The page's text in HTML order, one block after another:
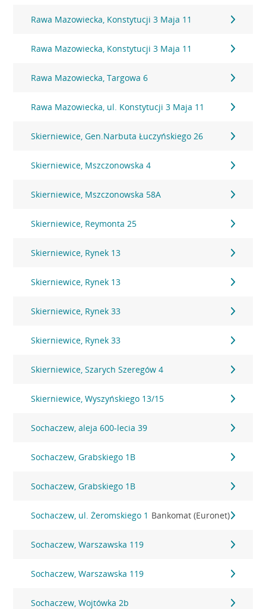
Rawa Mazowiecka, Konstytucji 3 Maja 11
Rawa Mazowiecka, Konstytucji 3 Maja 11
Rawa Mazowiecka, Targowa 6
Rawa Mazowiecka, ul. Konstytucji 3 Maja 11
Skierniewice, Gen.Narbuta Łuczyńskiego 26
Skierniewice, Mszczonowska 4
Skierniewice, Mszczonowska 58A
Skierniewice, Reymonta 25
Skierniewice, Rynek 13
Skierniewice, Rynek 13
Skierniewice, Rynek 33
Skierniewice, Rynek 33
Skierniewice, Szarych Szeregów 4
Skierniewice, Wyszyńskiego 13/15
Sochaczew, aleja 600-lecia 39
Sochaczew, Grabskiego 1B
Sochaczew, Grabskiego 1B
Sochaczew, ul. Żeromskiego 1 Bankomat (Euronet)
Sochaczew, Warszawska 119
Sochaczew, Warszawska 119
Sochaczew, Wojtówka 2b